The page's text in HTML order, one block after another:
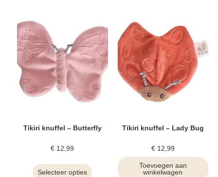
Tikiri knuffel – Butterfly
€ 12,99
Selecteer opties
Tikiri knuffel – Lady Bug
€12,99
Toevoegen aan
winkelwagen